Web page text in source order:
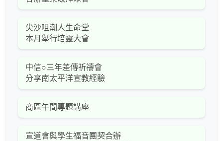
尖沙咀潮人生命堂
本月舉行培靈大會
中信○三年差傳祈禱會
分享南太平洋宣教經驗
商區午間專題講座
宣道會與學生福音團契合辦